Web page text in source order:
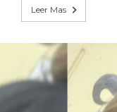
Leer Mas